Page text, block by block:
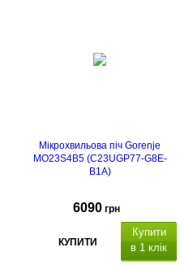
Мікрохвильова піч Gorenje
MO23S4B5 (C23UGP77-G8E-
B1A)
6090 грн
КУПИТИ
Купити
в 1 клік